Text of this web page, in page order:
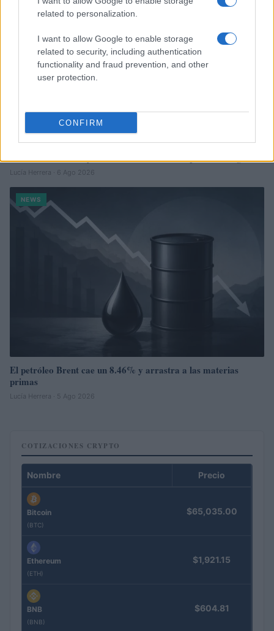
related to personalization.
I want to allow Google to enable storage
related to security, including authentication
functionality and fraud prevention, and other
user protection.
CONFIRM
Brent cae un 8.3% y arrastra a las materias primas en agosto
Lucía Herrera · 6 Ago 2026
NEWS
El petróleo Brent cae un 8.46% y arrastra a las materias
primas
Lucía Herrera · 5 Ago 2026
COTIZACIONES CRYPTO
Nombre Precio
Bitcoin
(BTC)
$65,035.00
Ethereum
(ETH)
$1,921.15
BNB
(BNB)
$604.81